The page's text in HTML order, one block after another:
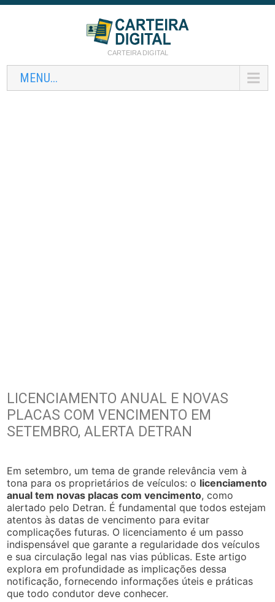
CARTEIRA DIGITAL
MENU...
LICENCIAMENTO ANUAL E NOVAS
PLACAS COM VENCIMENTO EM
SETEMBRO, ALERTA DETRAN
Em setembro, um tema de grande relevância vem à
tona para os proprietários de veículos: o licenciamento
anual tem novas placas com vencimento, como
alertado pelo Detran. É fundamental que todos estejam
atentos às datas de vencimento para evitar
complicações futuras. O licenciamento é um passo
indispensável que garante a regularidade dos veículos
e sua circulação legal nas vias públicas. Este artigo
explora em profundidade as implicações dessa
notificação, fornecendo informações úteis e práticas
que todo condutor deve conhecer.